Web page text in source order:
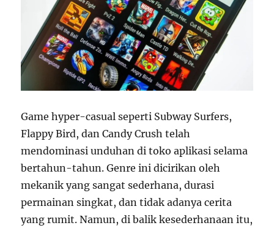
a
n
P
e
r
n
i
a
h
n
D
i
i
t
Game hyper-casual seperti Subway Surfers,
Flappy Bird, dan Candy Crush telah
mendominasi unduhan di toko aplikasi selama
bertahun-tahun. Genre ini dicirikan oleh
mekanik yang sangat sederhana, durasi
permainan singkat, dan tidak adanya cerita
yang rumit. Namun, di balik kesederhanaan itu,